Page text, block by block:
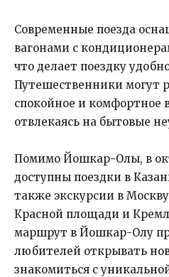
Современные поезда
вагонами с
что делает поездку
Путешественники могут
спокойное и комфортное
отвлекаясь на бытовые
Помимо Йошкар-Олы, в
доступны поездки в
также экскурсии в
Красной площади и
маршрут в Йошкар-Олу
любителей открывать
знакомиться с